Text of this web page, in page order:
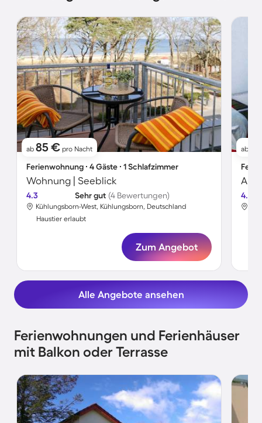
ab 85 € pro Nacht
Ferienwohnung ∙ 4 Gäste ∙ 1 Schlafzimmer
Wohnung | Seeblick
4.3 Sehr gut (4 Bewertungen)
Kühlungsborn-West, Kühlungsborn, Deutschland
Haustier erlaubt
Zum Angebot
ab
4.3
Alle Angebote ansehen
Ferienwohnungen und Ferienhäuser
mit Balkon oder Terrasse